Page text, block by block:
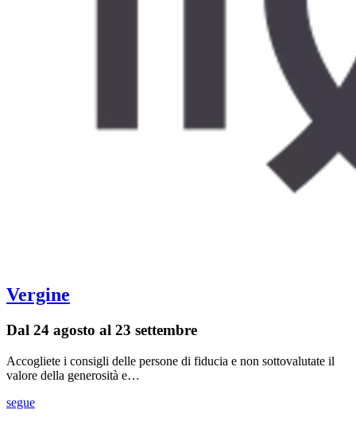
Vergine
Dal 24 agosto al 23 settembre
Accogliete i consigli delle persone di fiducia e non sottovalutate il
valore della generosità e…
segue